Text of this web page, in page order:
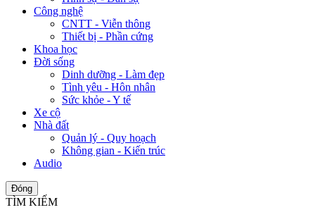
Công nghệ
CNTT - Viễn thông
Thiết bị - Phần cứng
Khoa học
Đời sống
Dinh dưỡng - Làm đẹp
Tình yêu - Hôn nhân
Sức khỏe - Y tế
Xe cộ
Nhà đất
Quản lý - Quy hoạch
Không gian - Kiến trúc
Audio
Đóng
TÌM KIẾM